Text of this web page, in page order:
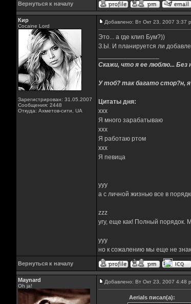
Вернуться к началу
Кир
Cocaine Lord
Зарегистрирован: 31.05.2007
Сообщения: 2448
Откуда: Ахметов-сити, UA
Добавлено: Вт Окт 23, 2007 3:37
Это... а где клип Бум?))
З.Ы. И планируется ли
Скажи, что я ее люблю... Без
У тоб? так багато стор?н,
Цитаты дня:
xxx
Я много зарабатываю
xxx
Я работаю ртом
xxx
Я певица
yyy
а с личной жизнью все в
zzz
угу, еще как! Полный порядок.
yyy
но к сожалению мы еще не
Вернуться к началу
Maynard
Oh ja!
Добавлено: Вт Окт 23, 2007 4:48
Aerials писал(а):